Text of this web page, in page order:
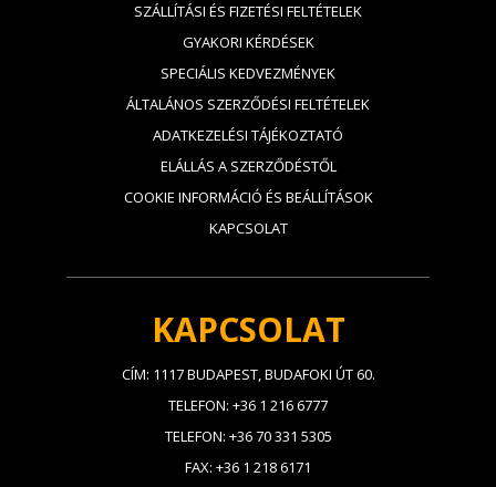
SZÁLLÍTÁSI ÉS FIZETÉSI FELTÉTELEK
GYAKORI KÉRDÉSEK
SPECIÁLIS KEDVEZMÉNYEK
ÁLTALÁNOS SZERZŐDÉSI FELTÉTELEK
ADATKEZELÉSI TÁJÉKOZTATÓ
ELÁLLÁS A SZERZŐDÉSTŐL
COOKIE INFORMÁCIÓ ÉS BEÁLLÍTÁSOK
KAPCSOLAT
KAPCSOLAT
CÍM: 1117 BUDAPEST, BUDAFOKI ÚT 60.
TELEFON: +36 1 216 6777
TELEFON: +36 70 331 5305
FAX: +36 1 218 6171